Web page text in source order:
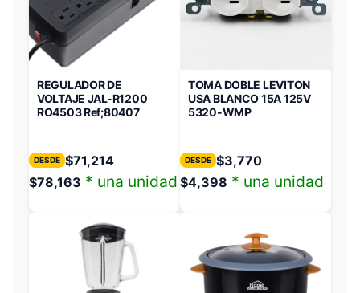
REGULADOR DE
VOLTAJE JAL-R1200
RO4503 Ref;80407
DESDE $71,214
$78,163 * una unidad
TOMA DOBLE LEVITON
USA BLANCO 15A 125V
5320-WMP
DESDE $3,770
$4,398 * una unidad